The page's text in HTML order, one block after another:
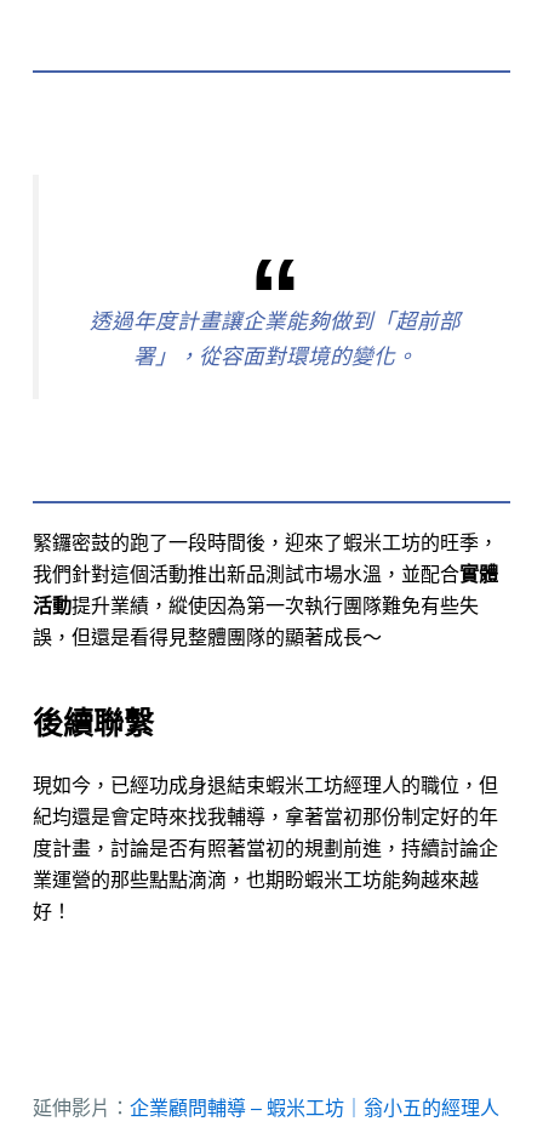
透過年度計畫讓企業能夠做到「超前部
署」，從容面對環境的變化。
緊鑼密鼓的跑了一段時間後，迎來了蝦米工坊的旺季，
我們針對這個活動推出新品測試市場水溫，並配合實體
活動提升業績，縱使因為第一次執行團隊難免有些失
誤，但還是看得見整體團隊的顯著成長～
後續聯繫
現如今，已經功成身退結束蝦米工坊經理人的職位，但
紀均還是會定時來找我輔導，拿著當初那份制定好的年
度計畫，討論是否有照著當初的規劃前進，持續討論企
業運營的那些點點滴滴，也期盼蝦米工坊能夠越來越
好！
​延伸影片： 企業顧問輔導 – 蝦米工坊｜翁小五的經理人